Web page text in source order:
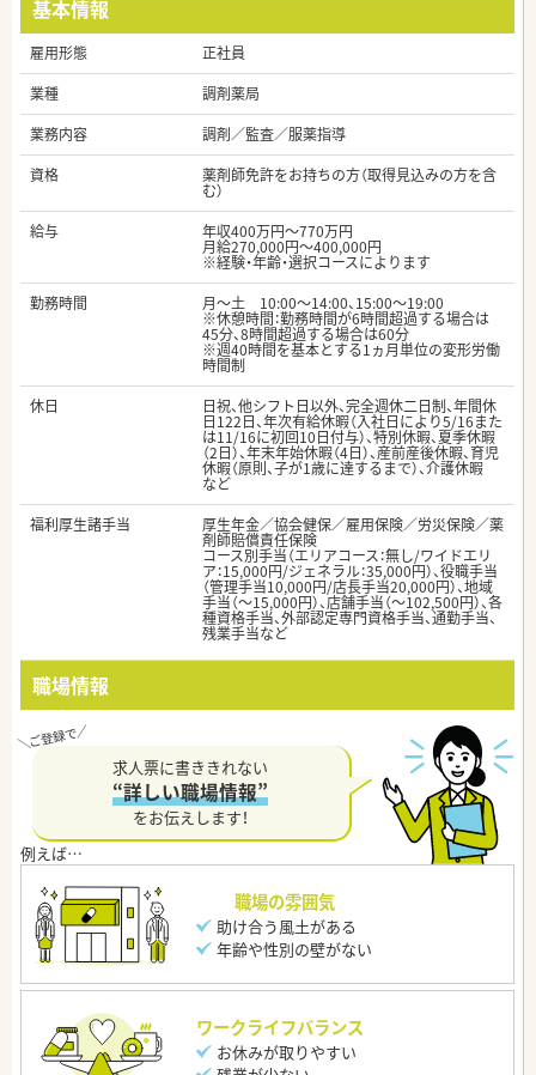
基本情報
雇用形態
正社員
業種
調剤薬局
業務内容
調剤／監査／服薬指導
資格
薬剤師免許をお持ちの方（取得見込みの方を含
む）
給与
年収400万円～770万円
月給270,000円～400,000円
※経験・年齢・選択コースによります
勤務時間
月～土 10:00〜14:00、15:00〜19:00
※休憩時間：勤務時間が6時間超過する場合は
45分、8時間超過する場合は60分
※週40時間を基本とする1ヵ月単位の変形労働
時間制
休日
日祝、他シフト日以外、完全週休二日制、年間休
日122日、年次有給休暇（入社日により5/16また
は11/16に初回10日付与）、特別休暇、夏季休暇
（2日）、年末年始休暇（4日）、産前産後休暇、育児
休暇（原則、子が1歳に達するまで）、介護休暇
など
福利厚生諸手当
厚生年金／協会健保／雇用保険／労災保険／薬
剤師賠償責任保険
コース別手当（エリアコース：無し/ワイドエリ
ア：15,000円/ジェネラル：35,000円）、役職手当
（管理手当10,000円/店長手当20,000円）、地域
手当（～15,000円）、店舗手当（～102,500円）、各
種資格手当、外部認定専門資格手当、通勤手当、
残業手当など
職場情報
求人票に書ききれない
“詳しい職場情報”
をお伝えします！
職場の雰囲気
助け合う風土がある
年齢や性別の壁がない
ワークライフバランス
お休みが取りやすい